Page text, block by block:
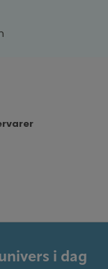
i dag